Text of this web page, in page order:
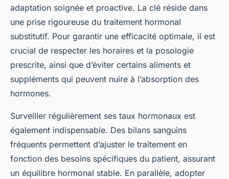
adaptation soignée et proactive. La clé réside dans
une prise rigoureuse du traitement hormonal
substitutif. Pour garantir une efficacité optimale, il est
crucial de respecter les horaires et la posologie
prescrite, ainsi que d’éviter certains aliments et
suppléments qui peuvent nuire à l’absorption des
hormones.
Surveiller régulièrement ses taux hormonaux est
également indispensable. Des bilans sanguins
fréquents permettent d’ajuster le traitement en
fonction des besoins spécifiques du patient, assurant
un équilibre hormonal stable. En parallèle, adopter